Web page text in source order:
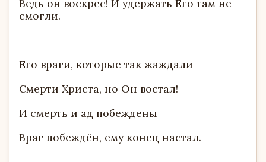
Ведь он воскрес! И удержать Его там не
смогли.
Его враги, которые так жаждали
Смерти Христа, но Он востал!
И смерть и ад побеждены
Враг побеждён, ему конец настал.